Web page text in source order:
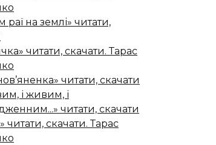
раї на землі» читати,
читати, скачати. Тарас
читати, скачати
і живим, і
читати, скачати
читати, скачати. Тарас